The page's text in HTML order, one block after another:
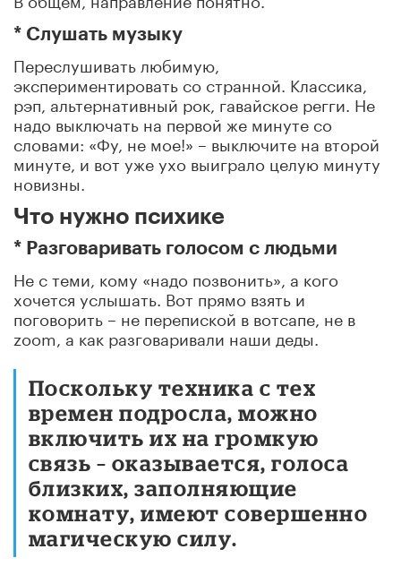
* Слушать музыку
Переслушивать любимую,
экспериментировать со странной. Классика,
рэп, альтернативный рок, гавайское регги. Не
надо выключать на первой же минуте со
словами: «Фу, не мое!» – выключите на второй
минуте, и вот уже ухо выиграло целую минуту
новизны.
Что нужно психике
* Разговаривать голосом с людьми
Не с теми, кому «надо позвонить», а кого
хочется услышать. Вот прямо взять и
поговорить – не перепиской в вотсапе, не в
zoom, а как разговаривали наши деды.
Поскольку техника с тех
времен подросла, можно
включить их на громкую
связь – оказывается, голоса
близких, заполняющие
комнату, имеют совершенно
магическую силу.